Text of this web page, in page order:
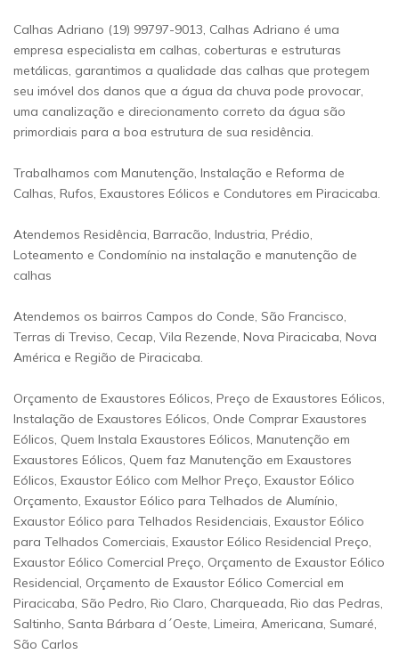
Calhas Adriano (19) 99797-9013, Calhas Adriano é uma
empresa especialista em calhas, coberturas e estruturas
metálicas, garantimos a qualidade das calhas que protegem
seu imóvel dos danos que a água da chuva pode provocar,
uma canalização e direcionamento correto da água são
primordiais para a boa estrutura de sua residência.
Trabalhamos com Manutenção, Instalação e Reforma de
Calhas, Rufos, Exaustores Eólicos e Condutores em Piracicaba.
Atendemos Residência, Barracão, Industria, Prédio,
Loteamento e Condomínio na instalação e manutenção de
calhas
Atendemos os bairros Campos do Conde, São Francisco,
Terras di Treviso, Cecap, Vila Rezende, Nova Piracicaba, Nova
América e Região de Piracicaba.
Orçamento de Exaustores Eólicos, Preço de Exaustores Eólicos,
Instalação de Exaustores Eólicos, Onde Comprar Exaustores
Eólicos, Quem Instala Exaustores Eólicos, Manutenção em
Exaustores Eólicos, Quem faz Manutenção em Exaustores
Eólicos, Exaustor Eólico com Melhor Preço, Exaustor Eólico
Orçamento, Exaustor Eólico para Telhados de Alumínio,
Exaustor Eólico para Telhados Residenciais, Exaustor Eólico
para Telhados Comerciais, Exaustor Eólico Residencial Preço,
Exaustor Eólico Comercial Preço, Orçamento de Exaustor Eólico
Residencial, Orçamento de Exaustor Eólico Comercial em
Piracicaba, São Pedro, Rio Claro, Charqueada, Rio das Pedras,
Saltinho, Santa Bárbara d´Oeste, Limeira, Americana, Sumaré,
São Carlos